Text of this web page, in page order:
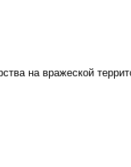
на вражеской